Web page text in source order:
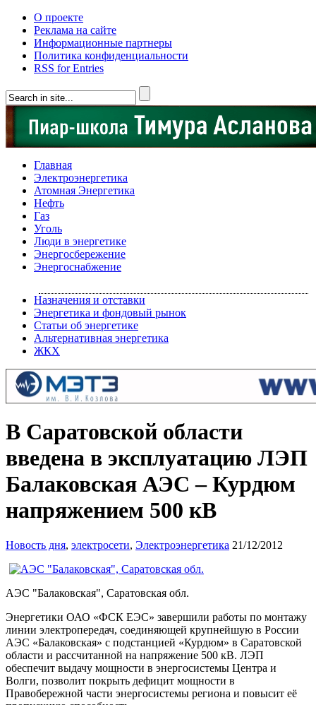
О проекте
Реклама на сайте
Информационные партнеры
Политика конфиденциальности
RSS for Entries
Главная
Электроэнергетика
Атомная Энергетика
Нефть
Газ
Уголь
Люди в энергетике
Энергосбережение
Энергоснабжение
Назначения и отставки
Энергетика и фондовый рынок
Статьи об энергетике
Альтернативная энергетика
ЖКХ
В Саратовской области
введена в эксплуатацию ЛЭП
Балаковская АЭС – Курдюм
напряжением 500 кВ
Новость дня, электросети, Электроэнергетика 21/12/2012
АЭС "Балаковская", Саратовская обл.
Энергетики ОАО «ФСК ЕЭС» завершили работы по монтажу
линии электропередач, соединяющей крупнейшую в России
АЭС «Балаковская» с подстанцией «Курдюм» в Саратовской
области и рассчитанной на напряжение 500 кВ. ЛЭП
обеспечит выдачу мощности в энергосистемы Центра и
Волги, позволит покрыть дефицит мощности в
Правобережной части энергосистемы региона и повысит её